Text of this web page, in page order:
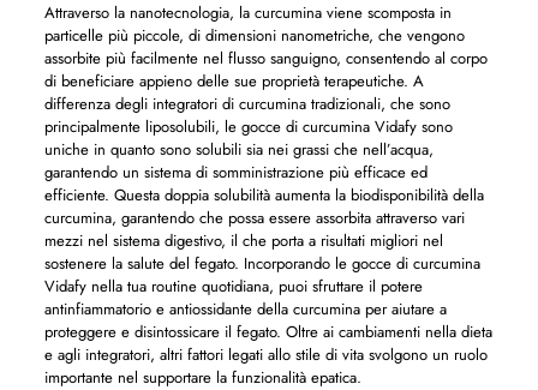
Attraverso la nanotecnologia, la curcumina viene scomposta in
particelle più piccole, di dimensioni nanometriche, che vengono
assorbite più facilmente nel flusso sanguigno, consentendo al corpo
di beneficiare appieno delle sue proprietà terapeutiche. A
differenza degli integratori di curcumina tradizionali, che sono
principalmente liposolubili, le gocce di curcumina Vidafy sono
uniche in quanto sono solubili sia nei grassi che nell’acqua,
garantendo un sistema di somministrazione più efficace ed
efficiente. Questa doppia solubilità aumenta la biodisponibilità della
curcumina, garantendo che possa essere assorbita attraverso vari
mezzi nel sistema digestivo, il che porta a risultati migliori nel
sostenere la salute del fegato. Incorporando le gocce di curcumina
Vidafy nella tua routine quotidiana, puoi sfruttare il potere
antinfiammatorio e antiossidante della curcumina per aiutare a
proteggere e disintossicare il fegato. Oltre ai cambiamenti nella dieta
e agli integratori, altri fattori legati allo stile di vita svolgono un ruolo
importante nel supportare la funzionalità epatica.